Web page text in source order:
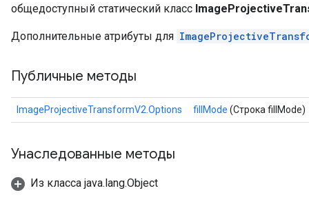
общедоступный статический класс
Дополнительные атрибуты для
Публичные методы
ImageProjectiveTransformV2.Options fillMode (Строка fillMode)
Унаследованные методы
Из класса java.lang.Object